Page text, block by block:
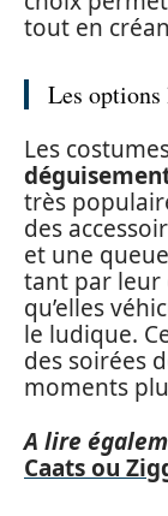
tout en
Les options
Les
très
des
et une
tant par leur
qu’elles
le ludique.
des soirées
moments
A lire
Caats ou